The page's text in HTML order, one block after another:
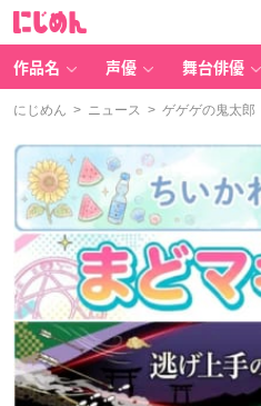
作品名 声優 舞台俳優
にじめん > ニュース > ゲゲゲの鬼太郎